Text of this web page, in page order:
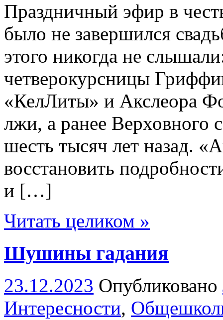
Праздничный эфир в
было не завершился
этого никогда не
четверокурсницы
«КелЛиты» и Акслеора
лжи, а ранее Верховного
шесть тысяч лет назад.
восстановить
и […]
Читать целиком »
Шушины гадания
23.12.2023 Опубликовано
Интересности,